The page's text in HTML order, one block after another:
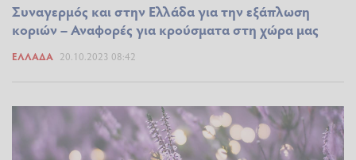
Συναγερμός και στην Ελλάδα για την εξάπλωση
κοριών – Αναφορές για κρούσματα στη χώρα μας
ΕΛΛΆΔΑ 20.10.2023 08:42